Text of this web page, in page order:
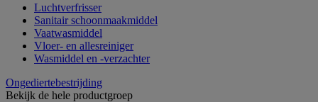
Luchtverfrisser
Sanitair schoonmaakmiddel
Vaatwasmiddel
Vloer- en allesreiniger
Wasmiddel en -verzachter
Ongediertebestrijding
Bekijk de hele productgroep